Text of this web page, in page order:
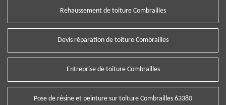
Rehaussement de toiture Combrailles
Devis réparation de toiture Combrailles
Entreprise de toiture Combrailles
Pose de résine et peinture sur toiture Combrailles 63380